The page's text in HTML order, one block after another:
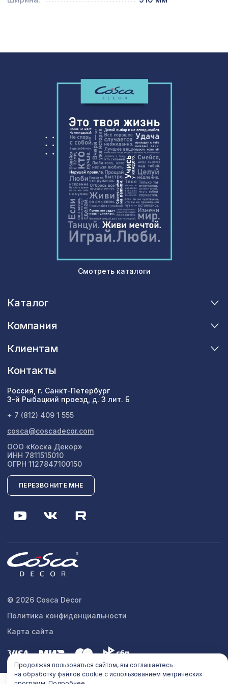
Смотреть каталоги
Каталог
Компания
Клиентам
Контакты
Россия, г. Санкт-Петербург
3-й Рыбацкий проезд, д. 3 лит. Б
+ 7 (812) 409 1 555
cosca@coscadecor.com
ООО «Коска Декор»
ИНН 7811515010
ОГРН 1127847100150
ПЕРЕЗВОНИТЕ МНЕ
© 2026 Cosca Decor
Политика конфиденциальности
Карта сайта
Продолжая пользоваться сайтом, вы соглашаетесь
на обработку файлов cookie с использованием метрических